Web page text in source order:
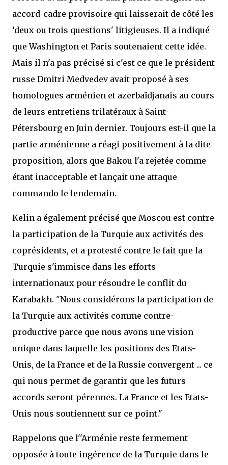
accord-cadre provisoire qui laisserait de côté les
‘deux ou trois questions' litigieuses. Il a indiqué
que Washington et Paris soutenaient cette idée.
Mais il n'a pas précisé si c'est ce que le président
russe Dmitri Medvedev avait proposé à ses
homologues arménien et azerbaïdjanais au cours
de leurs entretiens trilatéraux à Saint-
Pétersbourg en Juin dernier. Toujours est-il que la
partie arménienne a réagi positivement à la dite
proposition, alors que Bakou l'a rejetée comme
étant inacceptable et lançait une attaque
commando le lendemain.
Kelin a également précisé que Moscou est contre
la participation de la Turquie aux activités des
coprésidents, et a protesté contre le fait que la
Turquie s'immisce dans les efforts
internationaux pour résoudre le conflit du
Karabakh. "Nous considérons la participation de
la Turquie aux activités comme contre-
productive parce que nous avons une vision
unique dans laquelle les positions des Etats-
Unis, de la France et de la Russie convergent ... ce
qui nous permet de garantir que les futurs
accords seront pérennes. La France et les Etats-
Unis nous soutiennent sur ce point."
Rappelons que l''Arménie reste fermement
opposée à toute ingérence de la Turquie dans le